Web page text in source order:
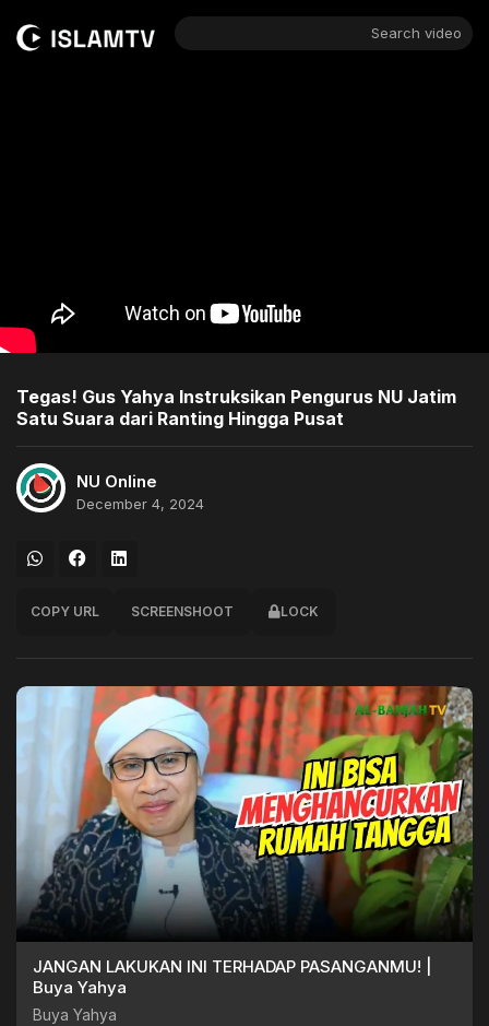
Search video
Tegas! Gus Yahya Instruksikan Pengurus NU Jatim
Satu Suara dari Ranting Hingga Pusat
NU Online
December 4, 2024
COPY URL SCREENSHOOT LOCK
JANGAN LAKUKAN INI TERHADAP PASANGANMU! |
Buya Yahya
Buya Yahya